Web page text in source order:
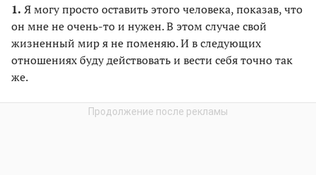
1. Я могу просто оставить этого человека, показав, что
он мне не очень-то и нужен. В этом случае свой
жизненный мир я не поменяю. И в следующих
отношениях буду действовать и вести себя точно так
же.